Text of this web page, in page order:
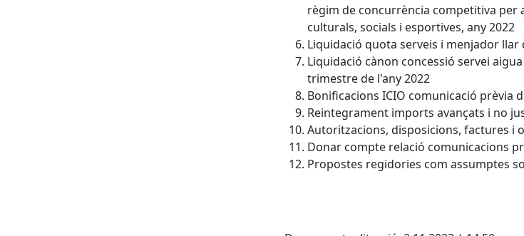
règim de concurrència competitiva per
culturals, socials i esportives, any 2022
Liquidació quota serveis i menjador
Liquidació cànon concessió servei
trimestre de l'any 2022
Bonificacions ICIO comunicació prèvia
Reintegrament imports avançats i no
Autoritzacions, disposicions, factures i
Donar compte relació comunicacions
Propostes regidories com assumptes